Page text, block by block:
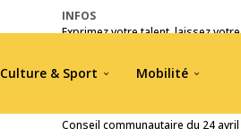
INFOS
Exprimez votre talent, laissez votre
Pré-inscriptions Jou A Tradisyon
Conseil communautaire du 24 avril
Culture & Sport Mobilité